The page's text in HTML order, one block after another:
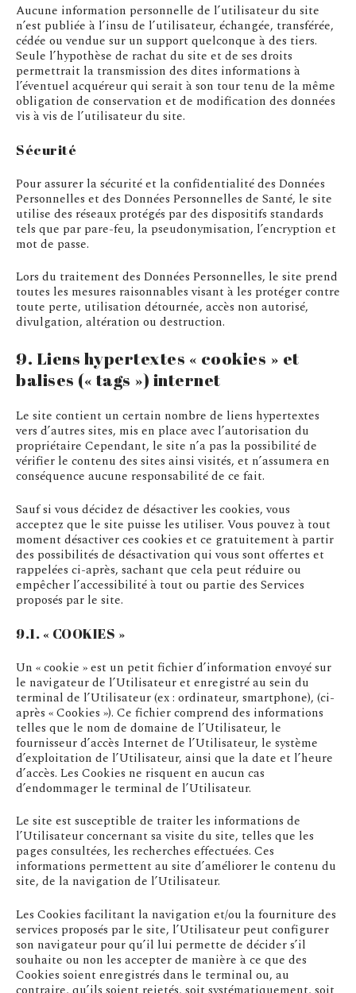
Aucune information personnelle de l’utilisateur du site
n’est publiée à l’insu de l’utilisateur, échangée, transférée,
cédée ou vendue sur un support quelconque à des tiers.
Seule l’hypothèse de rachat du site et de ses droits
permettrait la transmission des dites informations à
l’éventuel acquéreur qui serait à son tour tenu de la même
obligation de conservation et de modification des données
vis à vis de l’utilisateur du site.
Sécurité
Pour assurer la sécurité et la confidentialité des Données
Personnelles et des Données Personnelles de Santé, le site
utilise des réseaux protégés par des dispositifs standards
tels que par pare-feu, la pseudonymisation, l’encryption et
mot de passe.
Lors du traitement des Données Personnelles, le site prend
toutes les mesures raisonnables visant à les protéger contre
toute perte, utilisation détournée, accès non autorisé,
divulgation, altération ou destruction.
9. Liens hypertextes « cookies » et
balises (« tags ») internet
Le site contient un certain nombre de liens hypertextes
vers d’autres sites, mis en place avec l’autorisation du
propriétaire Cependant, le site n’a pas la possibilité de
vérifier le contenu des sites ainsi visités, et n’assumera en
conséquence aucune responsabilité de ce fait.
Sauf si vous décidez de désactiver les cookies, vous
acceptez que le site puisse les utiliser. Vous pouvez à tout
moment désactiver ces cookies et ce gratuitement à partir
des possibilités de désactivation qui vous sont offertes et
rappelées ci-après, sachant que cela peut réduire ou
empêcher l’accessibilité à tout ou partie des Services
proposés par le site.
9.1. « COOKIES »
Un « cookie » est un petit fichier d’information envoyé sur
le navigateur de l’Utilisateur et enregistré au sein du
terminal de l’Utilisateur (ex : ordinateur, smartphone), (ci-
après « Cookies »). Ce fichier comprend des informations
telles que le nom de domaine de l’Utilisateur, le
fournisseur d’accès Internet de l’Utilisateur, le système
d’exploitation de l’Utilisateur, ainsi que la date et l’heure
d’accès. Les Cookies ne risquent en aucun cas
d’endommager le terminal de l’Utilisateur.
Le site est susceptible de traiter les informations de
l’Utilisateur concernant sa visite du site, telles que les
pages consultées, les recherches effectuées. Ces
informations permettent au site d’améliorer le contenu du
site, de la navigation de l’Utilisateur.
Les Cookies facilitant la navigation et/ou la fourniture des
services proposés par le site, l’Utilisateur peut configurer
son navigateur pour qu’il lui permette de décider s’il
souhaite ou non les accepter de manière à ce que des
Cookies soient enregistrés dans le terminal ou, au